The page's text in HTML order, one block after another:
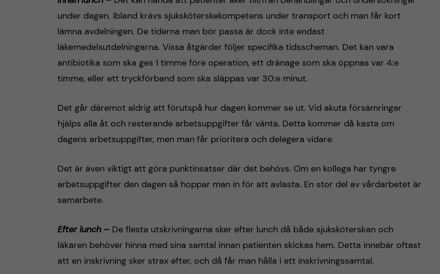
under dagen. Ibland krävs sjuksköterskekompetens under transport och man får kort
lämna avdelningen. De tiderna man bör passa är dock inte endast
läkemedelsutdelningarna. Vissa åtgärder följer specifika tidsscheman. Det kan vara
antibiotika som ska ges 1 timme före operation, ett dränage som ska öppnas var 4:e
timme, eller ett tryckförband som ska släppas var 30:e minut.
Det går däremot aldrig att förutspå hur dagen kommer se ut. Vid akuta försämringar
hjälps alla åt och resterande arbetsuppgifter får vänta. Detta kommer då kasta om
dagens arbetsuppgifter, men man får prioritera och delegera vidare.
Det är även viktigt att göra punktinsatser där det behövs. Om en kollega har tyngre
arbetsuppgifter den dagen så hoppar man in för att avlasta. En stor del av vårdarbetet är
samarbete.
Efter lunch – De flesta utskrivningarna sker efter lunch då både sjuksköterskan och
läkaren behöver hinna med sina samtal innan patienten skickas hem. Detta innebär oftast
att en inskrivning sker strax efter, och då får man hålla i ett inskrivningssamtal.